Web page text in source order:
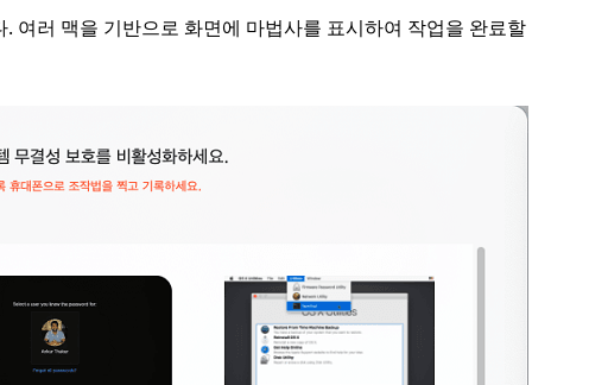
여러 맥을 기반으로 화면에 마법사를 표시하여 작업을 완료할